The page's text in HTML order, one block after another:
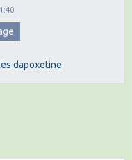
dapoxetine